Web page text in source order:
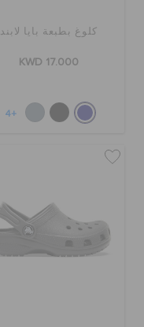
كلوغ بطبعة بايا لابند
KWD 17.000
+4